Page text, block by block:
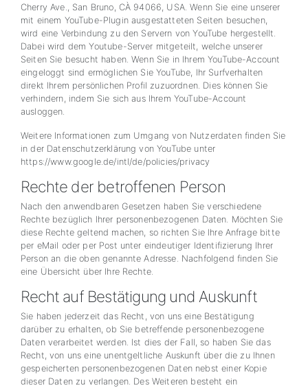
Cherry Ave., San Bruno, CÀ 94066, USA. Wenn Sie eine unserer
mit einem YouTube-Plugin ausgestatteten Seiten besuchen,
wird eine Verbindung zu den Servern von YouTube hergestellt.
Dabei wird dem Youtube-Server mitgeteilt, welche unserer
Seiten Sie besucht haben. Wenn Sie in Ihrem YouTube-Account
eingeloggt sind ermöglichen Sie YouTube, Ihr Surfverhalten
direkt Ihrem persönlichen Profil zuzuordnen. Dies können Sie
verhindern, indem Sie sich aus Ihrem YouTube-Account
ausloggen.
Weitere Informationen zum Umgang von Nutzerdaten finden Sie
in der Datenschutzerklärung von YouTube unter
https://www.google.de/intl/de/policies/privacy
Rechte der betroffenen Person
Nach den anwendbaren Gesetzen haben Sie verschiedene
Rechte bezüglich Ihrer personenbezogenen Daten. Möchten Sie
diese Rechte geltend machen, so richten Sie Ihre Anfrage bitte
per eMail oder per Post unter eindeutiger Identifizierung Ihrer
Person an die oben genannte Adresse. Nachfolgend finden Sie
eine Übersicht über Ihre Rechte.
Recht auf Bestätigung und Auskunft
Sie haben jederzeit das Recht, von uns eine Bestätigung
darüber zu erhalten, ob Sie betreffende personenbezogene
Daten verarbeitet werden. Ist dies der Fall, so haben Sie das
Recht, von uns eine unentgeltliche Auskunft über die zu Ihnen
gespeicherten personenbezogenen Daten nebst einer Kopie
dieser Daten zu verlangen. Des Weiteren besteht ein